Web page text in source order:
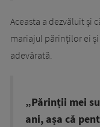
Aceasta a dezvăluit și
mariajul părinților ei și
adevărată.
„Părinții mei
ani, așa că